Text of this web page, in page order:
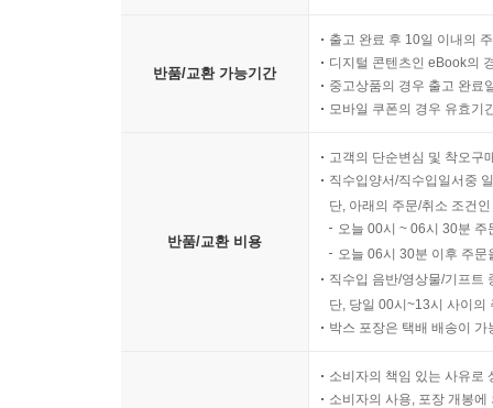
반품/교환 가능기간
출고 완료 후 10일 이내의
디지털 콘텐츠인 eBook의
중고상품의 경우 출고 완료
모바일 쿠폰의 경우 유효기
반품/교환 비용
고객의 단순변심 및 착오구
직수입양서/직수입일서중
단, 아래의 주문/취소 조건
오늘 00시 ~ 06시 30분
오늘 06시 30분 이후 주
직수입 음반/영상물/기프트
단, 당일 00시~13시 사이의
박스 포장은 택배 배송이
소비자의 책임 있는 사유로
소비자의 사용, 포장 개봉